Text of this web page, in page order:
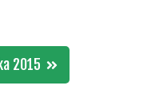
2015